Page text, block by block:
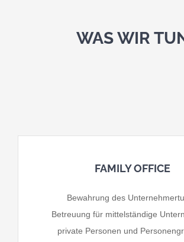
WAS WIR
FAMILY OFFICE
Bewahrung des
Betreuung für mittelständige
private Personen und